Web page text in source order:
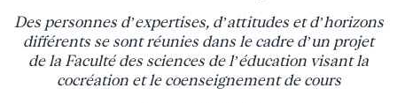
Des personnes d’expertises, d’attitudes et d’horizons
différents se sont réunies dans le cadre d’un projet
de la Faculté des sciences de l’éducation visant la
cocréation et le coenseignement de cours